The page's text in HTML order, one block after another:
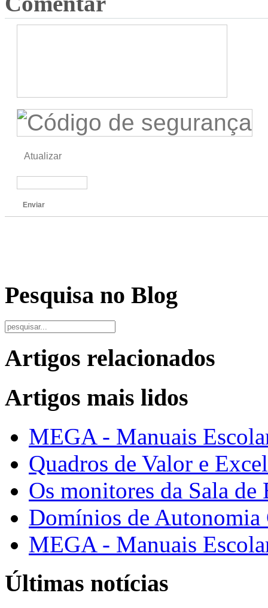
Atualizar
Enviar
Pesquisa no Blog
Artigos relacionados
Artigos mais lidos
MEGA - Manuais
Quadros de Valor e
Os monitores da Sala de
Domínios de Autonomia
MEGA - Manuais
Últimas notícias